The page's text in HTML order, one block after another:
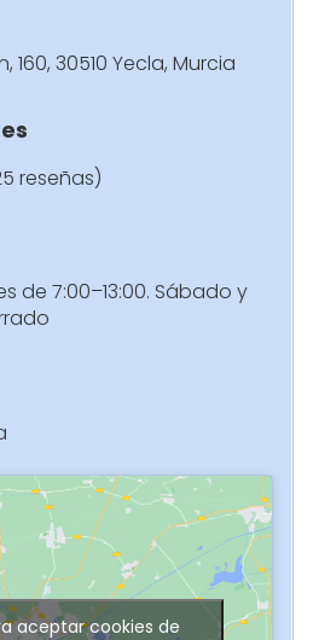
160, 30510 Yecla, Murcia
reseñas)
de 7:00–13:00. Sábado y
aceptar cookies de